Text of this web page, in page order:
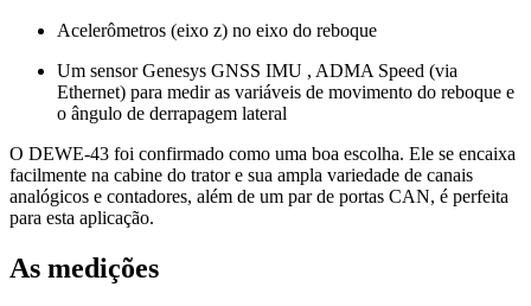
Acelerômetros (eixo z) no eixo do reboque
Um sensor Genesys GNSS IMU , ADMA Speed ​​(via
Ethernet) para medir as variáveis ​​de movimento do reboque e
o ângulo de derrapagem lateral
O DEWE-43 foi confirmado como uma boa escolha. Ele se encaixa
facilmente na cabine do trator e sua ampla variedade de canais
analógicos e contadores, além de um par de portas CAN, é perfeita
para esta aplicação.
As medições